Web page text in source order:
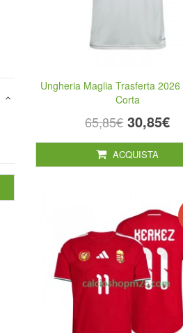
Ungheria Maglia Trasferta 2026
Corta
65,85€ 30,85€
ACQUISTA